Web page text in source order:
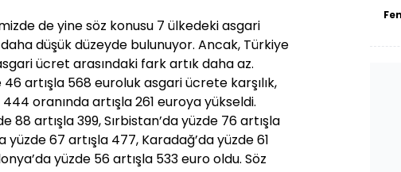
de yine söz konusu 7 ülkedeki asgari
düşük düzeyde bulunuyor. Ancak, Türkiye
ücret arasındaki fark artık daha az.
46 artışla 568 euroluk asgari ücrete karşılık,
oranında artışla 261 euroya yükseldi.
88 artışla 399, Sırbistan’da yüzde 76 artışla
yüzde 67 artışla 477, Karadağ’da yüzde 61
yüzde 56 artışla 533 euro oldu. Söz